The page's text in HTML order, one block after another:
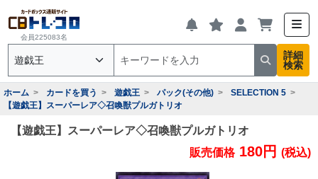
会員225083名
詳細
検索
ホーム カードを買う 遊戯王 パック(その他)
SELECTION 5
【遊戯王】スーパーレア◇召喚獣プルガトリオ
【遊戯王】スーパーレア◇召喚獣プルガトリオ
販売価格 180円 (税込)